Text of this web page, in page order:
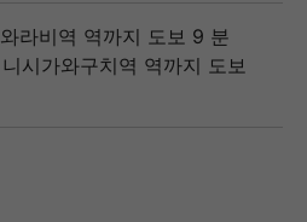
와라비역 역까지 도보 9 분
니시가와구치역 역까지 도보